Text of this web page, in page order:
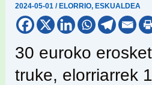
2024-05-01/ ELORRIO, ESKUALDEA
30 euroko
truke, elorriarrek